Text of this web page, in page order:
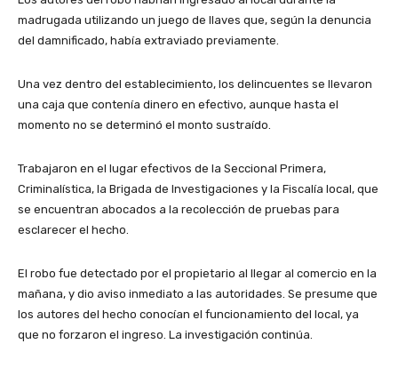
madrugada utilizando un juego de llaves que, según la denuncia
del damnificado, había extraviado previamente.
Una vez dentro del establecimiento, los delincuentes se llevaron
una caja que contenía dinero en efectivo, aunque hasta el
momento no se determinó el monto sustraído.
Trabajaron en el lugar efectivos de la Seccional Primera,
Criminalística, la Brigada de Investigaciones y la Fiscalía local, que
se encuentran abocados a la recolección de pruebas para
esclarecer el hecho.
El robo fue detectado por el propietario al llegar al comercio en la
mañana, y dio aviso inmediato a las autoridades. Se presume que
los autores del hecho conocían el funcionamiento del local, ya
que no forzaron el ingreso. La investigación continúa.